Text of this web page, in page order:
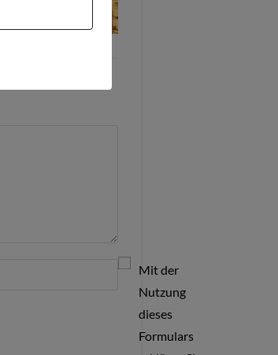
Mit der
Nutzung
dieses
Formulars